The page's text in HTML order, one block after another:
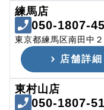
練馬店
050-1807-
東京都練馬区南田中
店舗詳細
東村山店
050-1807-